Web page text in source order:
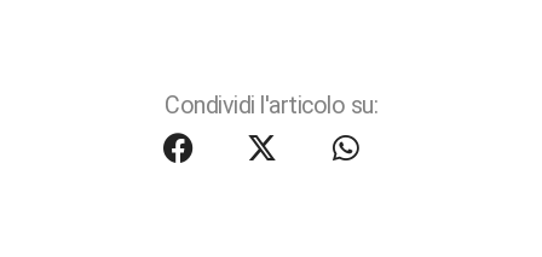
Condividi l'articolo su: